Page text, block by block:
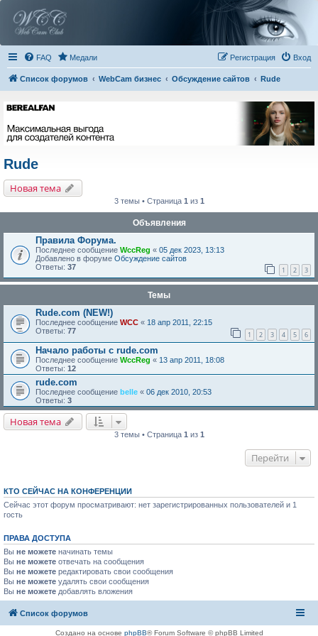
FAQ Медали Вход
Регистрация
Список форумов WebCam бизнес Обсуждение сайтов Rude
Rude
Новая тема
3 темы • Страница 1 из 1
Объявления
Правила Форума.
Последнее сообщение WccReg « 05 дек 2023, 13:13
Добавлено в форуме Обсуждение сайтов
Ответы: 37 1 2 3
Темы
Rude.com (NEW!)
Последнее сообщение WCC « 18 апр 2011, 22:15
Ответы: 77 1 2 3 4 5 6
Начало работы с rude.com
Последнее сообщение WccReg « 13 апр 2011, 18:08
Ответы: 12
rude.com
Последнее сообщение belle « 06 дек 2010, 20:53
Ответы: 3
Новая тема
3 темы • Страница 1 из 1
Перейти
КТО СЕЙЧАС НА КОНФЕРЕНЦИИ
Сейчас этот форум просматривают: нет зарегистрированных пользователей и 1
гость
ПРАВА ДОСТУПА
Вы не можете начинать темы
Вы не можете отвечать на сообщения
Вы не можете редактировать свои сообщения
Вы не можете удалять свои сообщения
Вы не можете добавлять вложения
Список форумов
Создано на основе phpBB® Forum Software © phpBB Limited